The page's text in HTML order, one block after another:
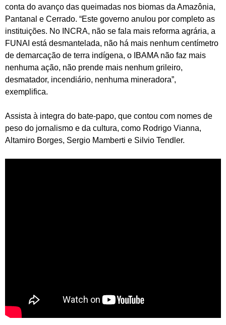
conta do avanço das queimadas nos biomas da Amazônia,
Pantanal e Cerrado. “Este governo anulou por completo as
instituições. No INCRA, não se fala mais reforma agrária, a
FUNAI está desmantelada, não há mais nenhum centímetro
de demarcação de terra indígena, o IBAMA não faz mais
nenhuma ação, não prende mais nenhum grileiro,
desmatador, incendiário, nenhuma mineradora”,
exemplifica.
Assista à integra do bate-papo, que contou com nomes de
peso do jornalismo e da cultura, como Rodrigo Vianna,
Altamiro Borges, Sergio Mamberti e Silvio Tendler.